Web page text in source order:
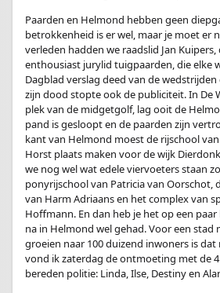
Paarden en Helmond hebben geen
betrokkenheid is er wel, maar je moet er
verleden hadden we raadslid Jan
enthousiast jurylid tuigpaarden, die elke
Dagblad verslag deed van de
zijn dood stopte ook de publiciteit. In De
plek van de midgetgolf, lag ooit de
pand is gesloopt en de paarden zijn
kant van Helmond moest de rijschool
Horst plaats maken voor de wijk
we nog wel wat edele viervoeters staan
ponyrijschool van Patricia van Oorschot,
van Harm Adriaans en het complex van
Hoffmann. En dan heb je het op een
na in Helmond wel gehad. Voor een
groeien naar 100 duizend inwoners is dat
vond ik zaterdag de ontmoeting met de
bereden politie: Linda, Ilse, Destiny en